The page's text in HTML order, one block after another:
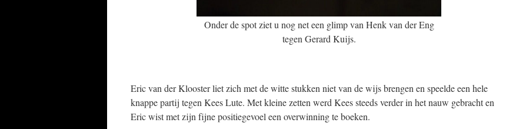
Onder de spot ziet u nog net een glimp van Henk van der Eng
tegen Gerard Kuijs.
Eric van der Klooster liet zich met de witte stukken niet van de wijs brengen en speelde een hele
knappe partij tegen Kees Lute. Met kleine zetten werd Kees steeds verder in het nauw gebracht en
Eric wist met zijn fijne positiegevoel een overwinning te boeken.